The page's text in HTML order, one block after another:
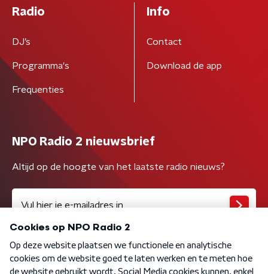
Radio
DJ’s
Programma's
Frequenties
Info
Contact
Download de app
NPO Radio 2 nieuwsbrief
Altijd op de hoogte van het laatste radio nieuws?